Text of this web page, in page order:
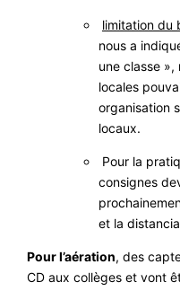
limitation du
nous a
une classe
locales
organisation
locaux.
Pour la
consignes
et la
Pour l’aération, des
CD aux collèges et vont